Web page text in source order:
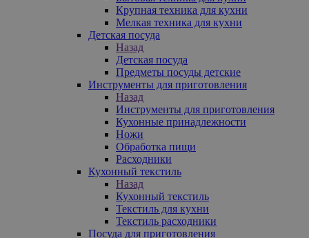
Крупная техника для кухни
Мелкая техника для кухни
Детская посуда
Назад
Детская посуда
Предметы посуды детские
Инструменты для приготовления
Назад
Инструменты для приготовления
Кухонные принадлежности
Ножи
Обработка пищи
Расходники
Кухонный текстиль
Назад
Кухонный текстиль
Текстиль для кухни
Текстиль расходники
Посуда для приготовления